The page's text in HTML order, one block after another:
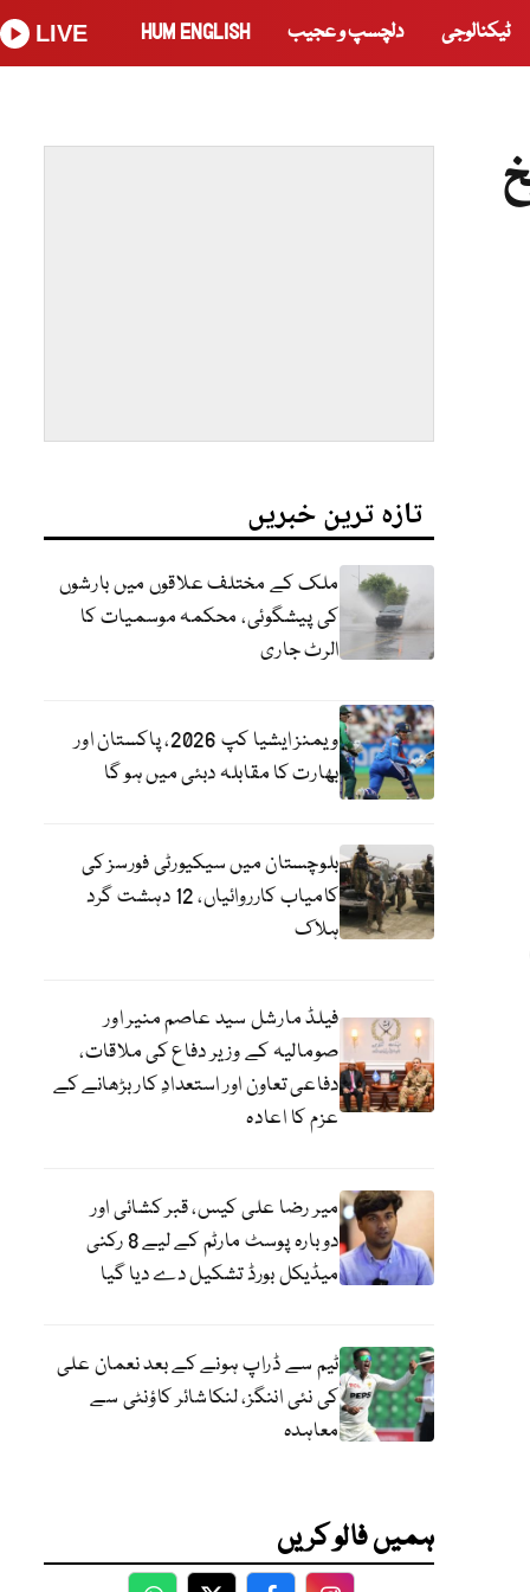
ٹیکنالوجی دلچسپ و عجیب HUM ENGLISH
LIVE
تازہ ترین خبریں
ملک کے مختلف علاقوں میں بارشوں
کی پیشگوئی، محکمہ موسمیات کا
الرٹ جاری
ویمنز ایشیا کپ 2026، پاکستان اور
بھارت کا مقابلہ دبئی میں ہو گا
بلوچستان میں سیکیورٹی فورسز کی
کامیاب کارروائیاں، 12 دہشت گرد
ہلاک
فیلڈ مارشل سید عاصم منیر اور
صومالیہ کے وزیر دفاع کی ملاقات،
دفاعی تعاون اور استعدادِ کار بڑھانے کے
عزم کا اعادہ
میر رضا علی کیس، قبر کشائی اور
دوبارہ پوسٹ مارٹم کے لیے 8 رکنی
میڈیکل بورڈ تشکیل دے دیا گیا
ٹیم سے ڈراپ ہونے کے بعد نعمان علی
کی نئی اننگز، لنکاشائر کاؤنٹی سے
معاہدہ
ہمیں فالو کریں